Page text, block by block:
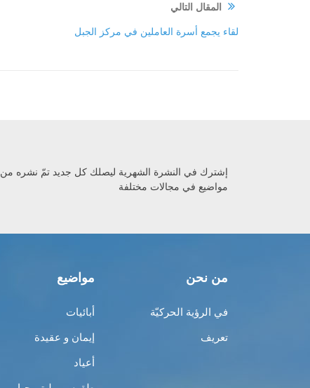
المقال التالي
لقاء يجمع أسرة العاملين في مركز الجبل
إشترك في النشرة الشهرية ليصلك كل جديد تمّ نشره من
مواضيع في مجالات مختلفة
من نحن
في الرؤية الحركيّة
تعريف
مواضيع
أبائيات
إيمان و عقيدة
أعياد